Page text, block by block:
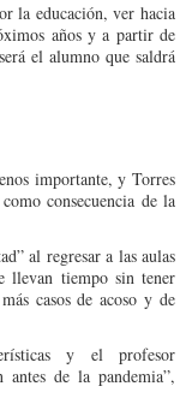
la educación, ver hacia
años y a partir de
el alumno que saldrá
importante, y Torres
consecuencia de la
al regresar a las aulas
llevan tiempo sin tener
casos de acoso y de
y el profesor
de la pandemia”,